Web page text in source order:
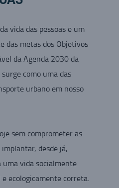
vida das pessoas e um
das metas dos Objetivos
da Agenda 2030 da
como uma das
urbano em nosso
sem comprometer as
desde já,
vida socialmente
ecologicamente correta.